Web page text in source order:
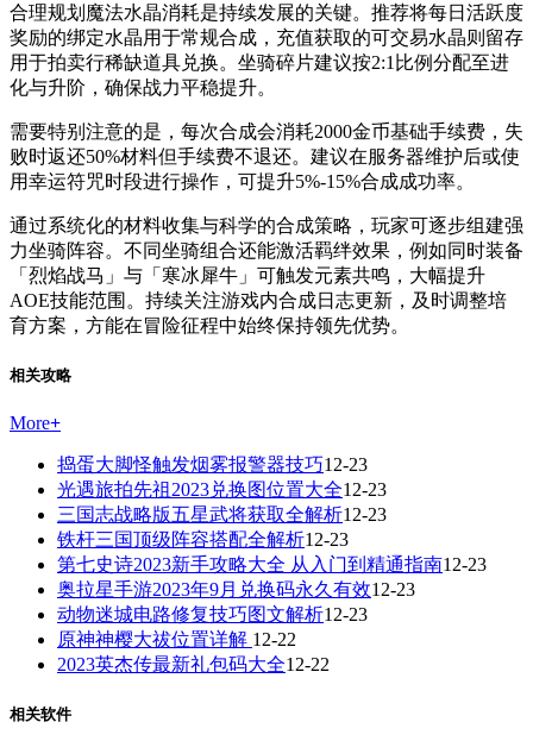
合理规划魔法水晶消耗是持续发展的关键。推荐将每日活跃度
奖励的绑定水晶用于常规合成，充值获取的可交易水晶则留存
用于拍卖行稀缺道具兑换。坐骑碎片建议按2:1比例分配至进
化与升阶，确保战力平稳提升。
需要特别注意的是，每次合成会消耗2000金币基础手续费，失
败时返还50%材料但手续费不退还。建议在服务器维护后或使
用幸运符咒时段进行操作，可提升5%-15%合成成功率。
通过系统化的材料收集与科学的合成策略，玩家可逐步组建强
力坐骑阵容。不同坐骑组合还能激活羁绊效果，例如同时装备
「烈焰战马」与「寒冰犀牛」可触发元素共鸣，大幅提升
AOE技能范围。持续关注游戏内合成日志更新，及时调整培
育方案，方能在冒险征程中始终保持领先优势。
相关攻略
More+
捣蛋大脚怪触发烟雾报警器技巧12-23
光遇旅拍先祖2023兑换图位置大全12-23
三国志战略版五星武将获取全解析12-23
铁杆三国顶级阵容搭配全解析12-23
第七史诗2023新手攻略大全 从入门到精通指南12-23
奥拉星手游2023年9月兑换码永久有效12-23
动物迷城电路修复技巧图文解析12-23
原神神樱大祓位置详解 12-22
2023英杰传最新礼包码大全12-22
相关软件